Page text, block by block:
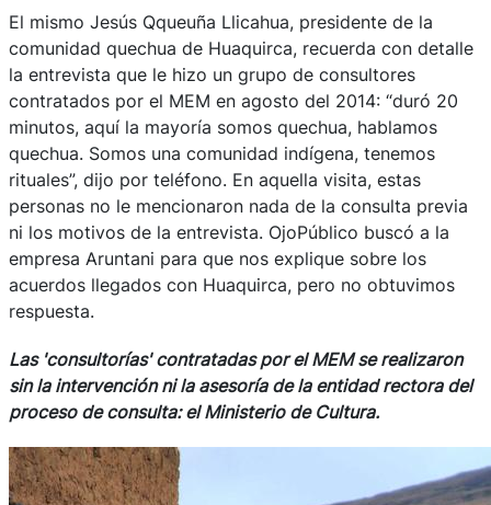
El mismo Jesús Qqueuña Llicahua, presidente de la
comunidad quechua de Huaquirca, recuerda con detalle
la entrevista que le hizo un grupo de consultores
contratados por el MEM en agosto del 2014: “duró 20
minutos, aquí la mayoría somos quechua, hablamos
quechua. Somos una comunidad indígena, tenemos
rituales”, dijo por teléfono. En aquella visita, estas
personas no le mencionaron nada de la consulta previa
ni los motivos de la entrevista. OjoPúblico buscó a la
empresa Aruntani para que nos explique sobre los
acuerdos llegados con Huaquirca, pero no obtuvimos
respuesta.
Las 'consultorías' contratadas por el MEM se realizaron
sin la intervención ni la asesoría de la entidad rectora del
proceso de consulta: el Ministerio de Cultura.